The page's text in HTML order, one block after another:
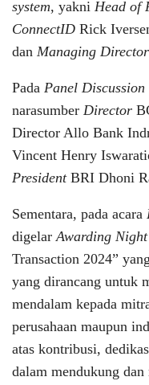
system, yakni Head of
ConnectID Rick
dan Managing Director
Pada Panel Discussion
narasumber Director
Director Allo Bank
Vincent Henry
President BRI Dhoni
Sementara, pada acara
digelarAwarding Night
Transaction 2024”
yang dirancang untuk
mendalam kepada
perusahaan maupun
atas kontribusi,
dalam mendukung